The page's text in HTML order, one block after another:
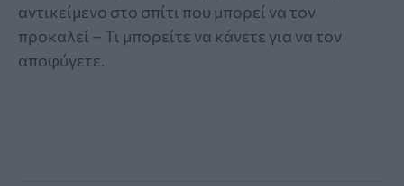
αντικείμενο στο σπίτι που μπορεί να τον
προκαλεί – Τι μπορείτε να κάνετε για να τον
αποφύγετε.